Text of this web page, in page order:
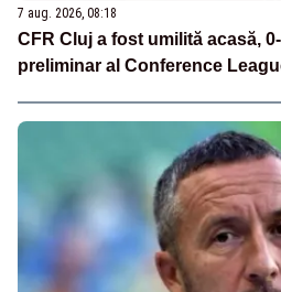
7 aug. 2026, 08:18
CFR Cluj a fost umilită acasă,
preliminar al Conference